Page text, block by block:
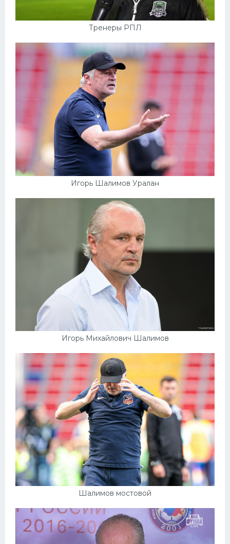
Тренеры РПЛ
Игорь Шалимов Уралан
Игорь Михайлович Шалимов
Шалимов мостовой